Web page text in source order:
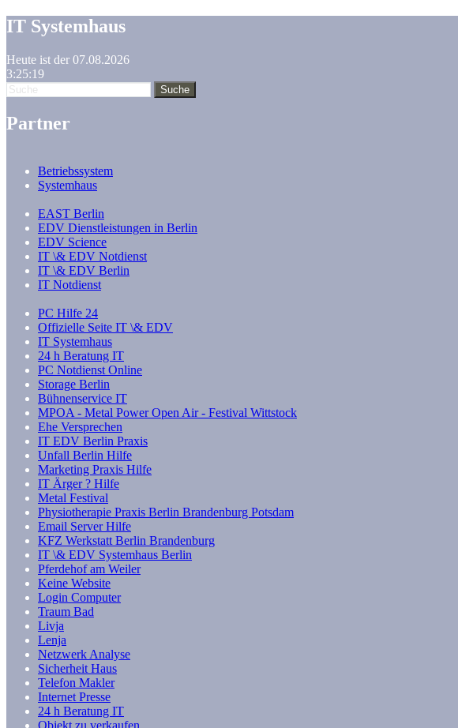
IT Systemhaus
Heute ist der 07.08.2026
3:25:20
Partner
Betriebssystem
Systemhaus
EAST Berlin
EDV Dienstleistungen in Berlin
EDV Science
IT \& EDV Notdienst
IT \& EDV Berlin
IT Notdienst
PC Hilfe 24
Offizielle Seite IT \& EDV
IT Systemhaus
24 h Beratung IT
PC Notdienst Online
Storage Berlin
Bühnenservice IT
MPOA - Metal Power Open Air - Festival Wittstock
Ehe Versprechen
IT EDV Berlin Praxis
Unfall Berlin Hilfe
Marketing Praxis Hilfe
IT Ärger ? Hilfe
Metal Festival
Physiotherapie Praxis Berlin Brandenburg Potsdam
Email Server Hilfe
KFZ Werkstatt Berlin Brandenburg
IT \& EDV Systemhaus Berlin
Pferdehof am Weiler
Keine Website
Login Computer
Traum Bad
Livja
Lenja
Netzwerk Analyse
Sicherheit Haus
Telefon Makler
Internet Presse
24 h Beratung IT